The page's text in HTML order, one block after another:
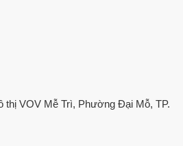
thị VOV Mễ Trì, Phường Đại Mỗ, TP.